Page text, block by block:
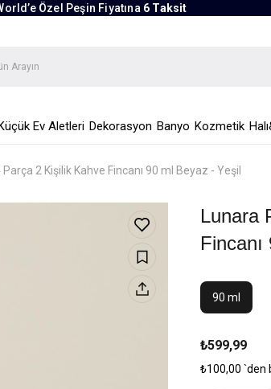
Özel Peşin Fiyatına 6 Taksit
Ev Aletleri Dekorasyon Banyo Kozmetik
Parça 2 Kişilik Kahve Fincanı 90 ml Beyaz - Yeşil
Lunara
90 ml
₺599,99
₺100,00 `den